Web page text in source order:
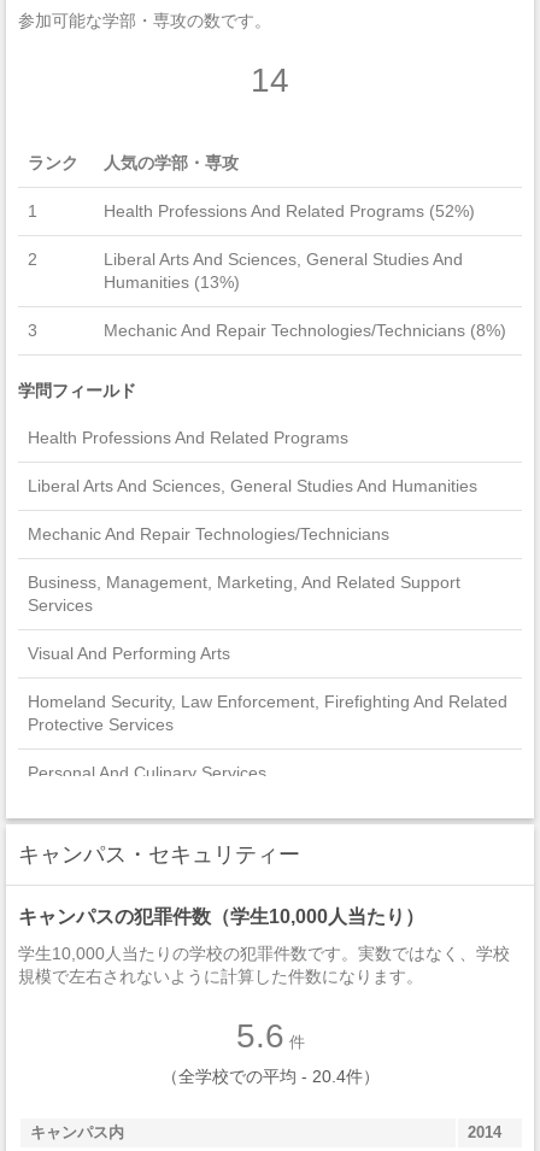
参加可能な学部・専攻の数です。
14
ランク 人気の学部・専攻
1 Health Professions And Related Programs (52%)
2
Liberal Arts And Sciences, General Studies And
Humanities (13%)
3 Mechanic And Repair Technologies/Technicians (8%)
学問フィールド
Health Professions And Related Programs
Liberal Arts And Sciences, General Studies And Humanities
Mechanic And Repair Technologies/Technicians
Business, Management, Marketing, And Related Support
Services
Visual And Performing Arts
Homeland Security, Law Enforcement, Firefighting And Related
Protective Services
Personal And Culinary Services
Precision Production
Engineering Technologies And Engineering-Related Fields
Education
Computer And Information Sciences And Support Services
Construction Trades
Legal Professions And Studies
キャンパス・セキュリティー
キャンパスの犯罪件数（学生10,000人当たり）
学生10,000人当たりの学校の犯罪件数です。実数ではなく、学校
規模で左右されないように計算した件数になります。
5.6 件
（全学校での平均 - 20.4件）
キャンパス内 2014